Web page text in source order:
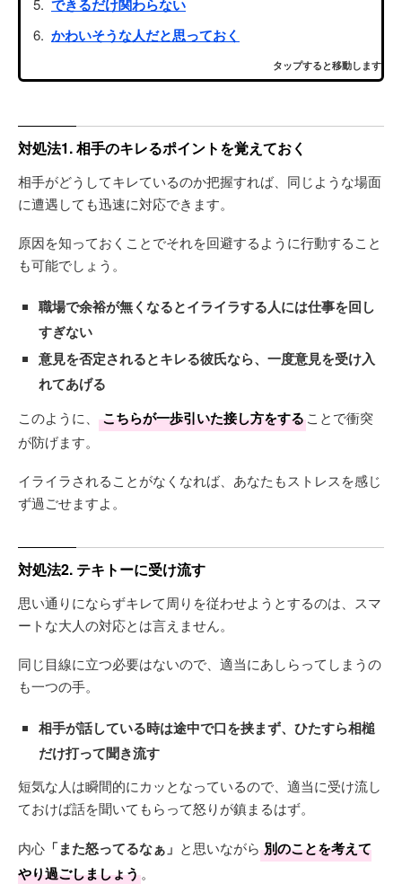
できるだけ関わらない
かわいそうな人だと思っておく
タップすると移動します
対処法1. 相手のキレるポイントを覚えておく
相手がどうしてキレているのか把握すれば、同じような場面
に遭遇しても迅速に対応できます。
原因を知っておくことでそれを回避するように行動すること
も可能でしょう。
職場で余裕が無くなるとイライラする人には仕事を回し
すぎない
意見を否定されるとキレる彼氏なら、一度意見を受け入
れてあげる
このように、 こちらが一歩引いた接し方をすることで衝突
が防げます。
イライラされることがなくなれば、あなたもストレスを感じ
ず過ごせますよ。
対処法2. テキトーに受け流す
思い通りにならずキレて周りを従わせようとするのは、スマ
ートな大人の対応とは言えません。
同じ目線に立つ必要はないので、適当にあしらってしまうの
も一つの手。
相手が話している時は途中で口を挟まず、ひたすら相槌
だけ打って聞き流す
短気な人は瞬間的にカッとなっているので、適当に受け流し
ておけば話を聞いてもらって怒りが鎮まるはず。
内心 「また怒ってるなぁ」 と思いながら 別のことを考えて
やり過ごしましょう。